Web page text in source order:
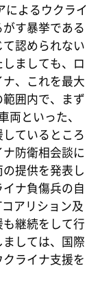
によるウクライ
す暴挙である
認められない
ましても、ロ
、これを最大
囲内で、まず
といった、
ているところ
防衛相会談に
提供を発表し
ナ負傷兵の自
アリション及
継続をして行
しては、国際
ライナ支援を